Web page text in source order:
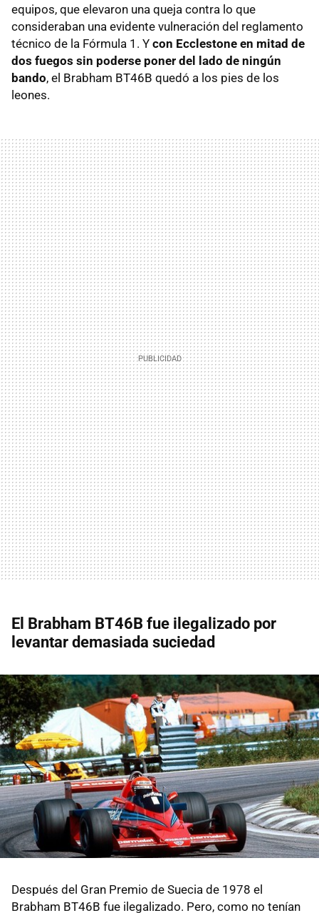
equipos, que elevaron una queja contra lo que
consideraban una evidente vulneración del reglamento
técnico de la Fórmula 1. Y con Ecclestone en mitad de
dos fuegos sin poderse poner del lado de ningún
bando, el Brabham BT46B quedó a los pies de los
leones.
El Brabham BT46B fue ilegalizado por
levantar demasiada suciedad
Después del Gran Premio de Suecia de 1978 el
Brabham BT46B fue ilegalizado. Pero, como no tenían